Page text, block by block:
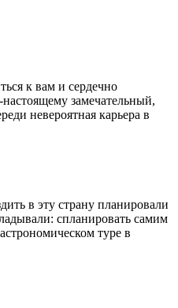
к вам и сердечно
замечательный,
невероятная карьера в
в эту страну планировали
спланировать самим
туре в